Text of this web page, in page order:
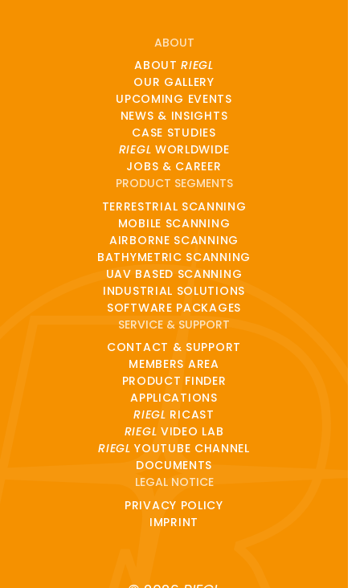
ABOUT
ABOUTRIEGL
OUR GALLERY
UPCOMING EVENTS
NEWS & INSIGHTS
CASE STUDIES
RIEGL WORLDWIDE
JOBS & CAREER
PRODUCT SEGMENTS
TERRESTRIAL SCANNING
MOBILE SCANNING
AIRBORNE SCANNING
BATHYMETRIC SCANNING
UAV BASED SCANNING
INDUSTRIAL SOLUTIONS
SOFTWARE PACKAGES
SERVICE & SUPPORT
CONTACT & SUPPORT
MEMBERS AREA
PRODUCT FINDER
APPLICATIONS
RIEGL RICAST
RIEGL VIDEO LAB
RIEGL YOUTUBE CHANNEL
DOCUMENTS
LEGAL NOTICE
PRIVACY POLICY
IMPRINT